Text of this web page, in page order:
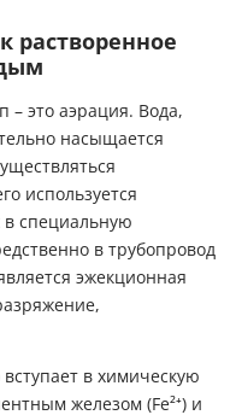
растворенное
это аэрация. Вода,
насыщается
используется
в специальную
в трубопровод
эжекционная
в химическую
железом (Fe²⁺) и